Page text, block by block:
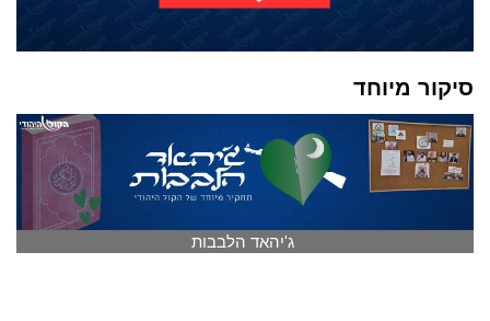
סיקור מיוחד
ג'יהאד הלבבות